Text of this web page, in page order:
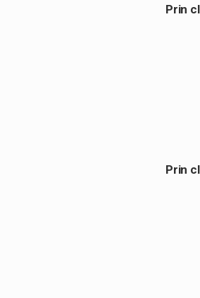
Prin
Prin